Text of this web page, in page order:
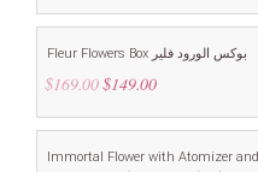
Fleur Flowers Box بوكس الورود فلير
$169.00 Original
was:
$149.00Current
is:
Immortal Flower with Atomizer and